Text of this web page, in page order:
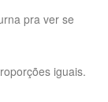
pra ver se
iguais.